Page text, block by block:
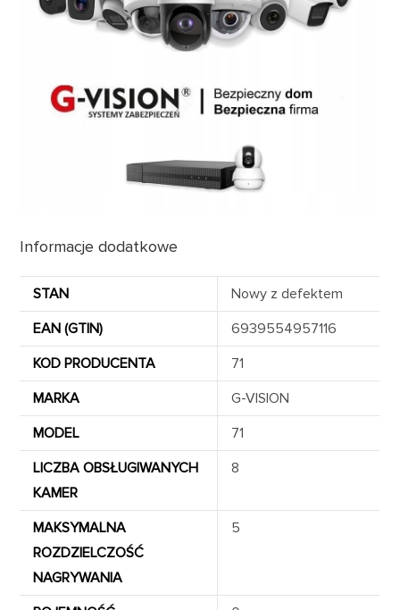
Informacje dodatkowe
STAN
Nowy z defektem
EAN (GTIN)
6939554957116
KOD PRODUCENTA
71
MARKA
G-VISION
MODEL
71
LICZBA OBSŁUGIWANYCH
KAMER
8
MAKSYMALNA
ROZDZIELCZOŚĆ
NAGRYWANIA
5